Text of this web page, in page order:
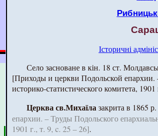
Історичні
Село засноване в кін. 18 ст.
[Приходы и церкви Подольской епархии.
историко-статистического комитета, 1901
Церква св.Михаїла закрита в 1865 р.
епархии. – Труды Подольского
1901 г., т. 9, c. 25 – 26].